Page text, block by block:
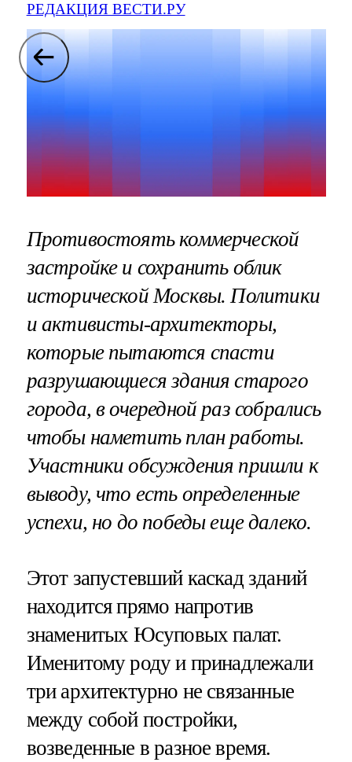
РЕДАКЦИЯ ВЕСТИ.РУ
Противостоять коммерческой
застройке и сохранить облик
исторической Москвы. Политики
и активисты-архитекторы,
которые пытаются спасти
разрушающиеся здания старого
города, в очередной раз собрались
чтобы наметить план работы.
Участники обсуждения пришли к
выводу, что есть определенные
успехи, но до победы еще далеко.
Этот запустевший каскад зданий
находится прямо напротив
знаменитых Юсуповых палат.
Именитому роду и принадлежали
три архитектурно не связанные
между собой постройки,
возведенные в разное время.